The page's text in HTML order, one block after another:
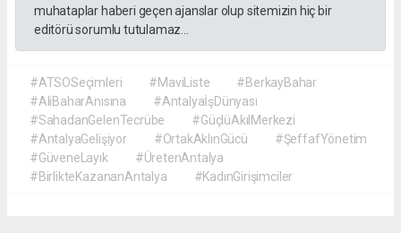
muhataplar haberi geçen ajanslar olup sitemizin hiç bir
editörü sorumlu tutulamaz...
#ATSOSeçimleri #MaviListe
#BerkayBahar
#AliBaharAnısına
#AntalyaİşDünyası
#SahadanGelenTecrübe
#GüçlüAkılMerkezi
#AntalyaGelişiyor
#OrtakAklınGücü
#ŞeffafYönetim
#GüveneLayık
#ÜretenAntalya
#BirlikteKazananAntalya
#KadınGirişimciler